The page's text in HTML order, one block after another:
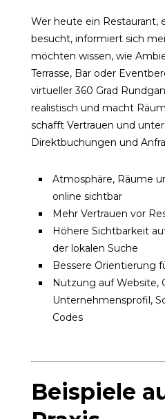
Wer heute ein Restaurant,
besucht, informiert sich
möchten wissen, wie
Terrasse, Bar oder
virtueller 360 Grad
realistisch und macht
schafft Vertrauen und
Direktbuchungen und
Atmosphäre, Räume
online sichtbar
Mehr Vertrauen vor
Höhere Sichtbarkeit
der lokalen Suche
Bessere Orientierung
Nutzung auf Website,
Unternehmensprofil,
Codes
Beispiele